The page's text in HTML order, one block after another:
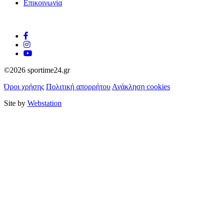
Επικοινωνία
©2026 sportime24.gr
Όροι χρήσης Πολιτική απορρήτου Ανάκληση cookies
Site by Webstation